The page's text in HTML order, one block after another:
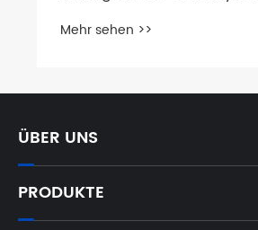
Mehr sehen >>
ÜBER UNS
PRODUKTE